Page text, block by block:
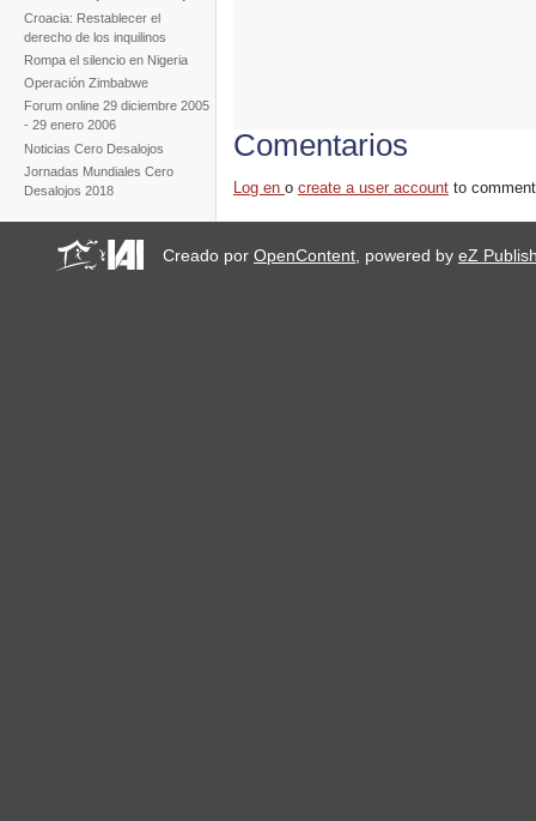
Croacia: Restablecer el
derecho de los inquilinos
Rompa el silencio en Nigeria
Operación Zimbabwe
Forum online 29 diciembre 2005
- 29 enero 2006
Noticias Cero Desalojos
Jornadas Mundiales Cero
Desalojos 2018
Comentarios
Log enocreate a user account to
Creado porOpenContent, powered byeZ